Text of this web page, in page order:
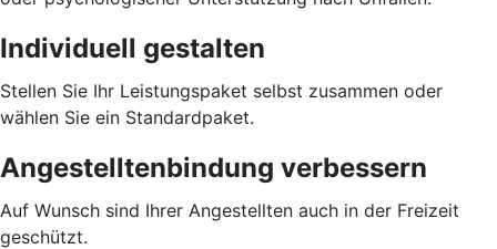
Individuell gestalten
Stellen Sie Ihr Leistungspaket selbst zusammen oder
wählen Sie ein Standardpaket.
Angestelltenbindung verbessern
Auf Wunsch sind Ihrer Angestellten auch in der Freizeit
geschützt.